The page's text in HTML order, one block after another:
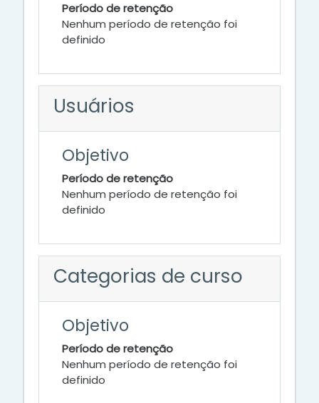
Período de retenção
Nenhum período de retenção foi
definido
Usuários
Objetivo
Período de retenção
Nenhum período de retenção foi
definido
Categorias de curso
Objetivo
Período de retenção
Nenhum período de retenção foi
definido